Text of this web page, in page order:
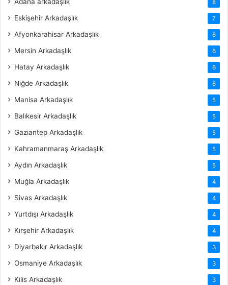
8
Eskişehir Arkadaşlık 7
Afyonkarahisar Arkadaşlık 6
Mersin Arkadaşlık 6
Hatay Arkadaşlık 6
Niğde Arkadaşlık 6
Manisa Arkadaşlık 5
Balıkesir Arkadaşlık 5
Gaziantep Arkadaşlık 5
Kahramanmaraş Arkadaşlık 5
Aydın Arkadaşlık 5
Muğla Arkadaşlık 4
Sivas Arkadaşlık 4
Yurtdışı Arkadaşlık 4
Kırşehir Arkadaşlık 4
Diyarbakır Arkadaşlık 3
Osmaniye Arkadaşlık 3
Kilis Arkadaşlık 3